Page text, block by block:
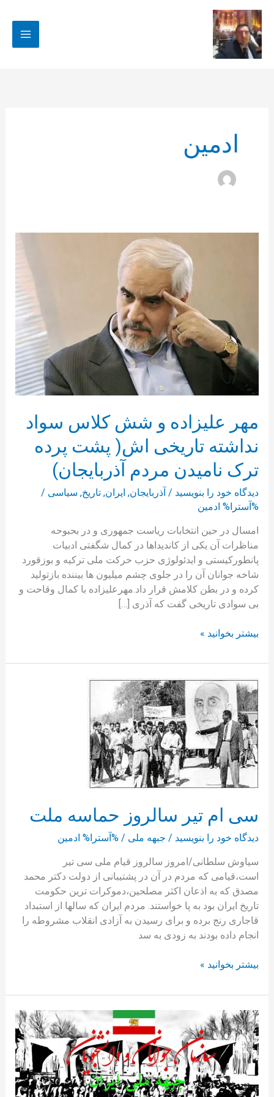
محتوا
ادمین
مهر علیزاده و شش کلاس سواد
نداشته تاریخی اش( پشت پرده
ترک نامیدن مردم آذربایجان)
دیدگاه‌ خود را بنویسید / آذربایجان, ایران, تاریخ, سیاسی /
%آسترا% ادمین
امسال در حین انتخابات ریاست جمهوری و در بحبوحه
مناظرات آن یکی از کاندیداها در کمال شگفتی ادبیات
پانطورکیستی و ایدئولوژی حزب حرکت ملی ترکیه و بوزقورد
شاخه جوانان آن را در جلوی چشم میلیون ها بیننده بازتولید
کرده و در بطن کلامش قرار داد.مهرعلیزاده با کمال وقاحت و
بی سوادی تاریخی گفت که آذری […]
نداشته
تاریخی
اش(
پشت
پرده
مردم
آذربایجان)
بیشتر بخوانید »
سی ام تیر سالروز حماسه ملت
دیدگاه‌ خود را بنویسید / جبهه ملی / %آسترا% ادمین
سیاوش سلطانی/امروز سالروز قیام ملی سی تیر
است،قیامی که مردم در آن در پشتیبانی از دولت دکتر محمد
مصدق که به اذعان اکثر مصلحین،دموکرات ترین حکومت
تاریخ ایران بود به پا خواستند. مردم ایران که سالها از استبداد
قاجاری رنج برده و برای رسیدن به آزادی انقلاب مشروطه را
انجام داده بودند به زودی به سد
سی
ام
تیر
سالروز
حماسه
ملت
بیشتر بخوانید »
تشکیل
سازمان
جوانان
و
دانشجویان
جبهه